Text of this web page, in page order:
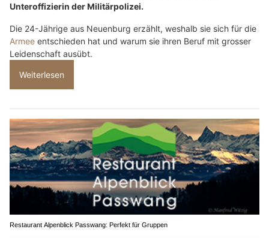
Unteroffizierin der Militärpolizei.
Die 24-Jährige aus Neuenburg erzählt, weshalb sie sich für die
Armee entschieden hat und warum sie ihren Beruf mit grosser
Leidenschaft ausübt.
Weiterlesen
Restaurant Alpenblick Passwang: Perfekt für Gruppen